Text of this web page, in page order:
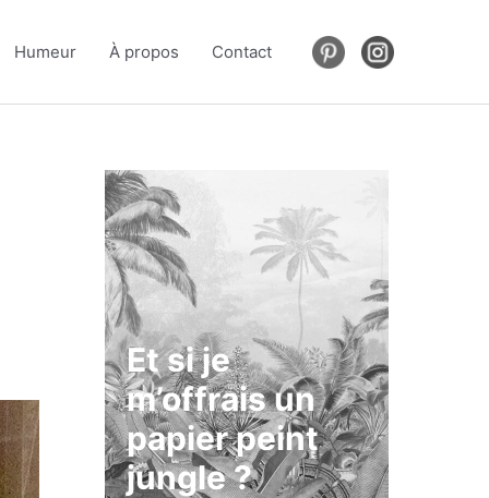
Humeur À propos Contact
Et si je
m’offrais un
papier peint
jungle ?